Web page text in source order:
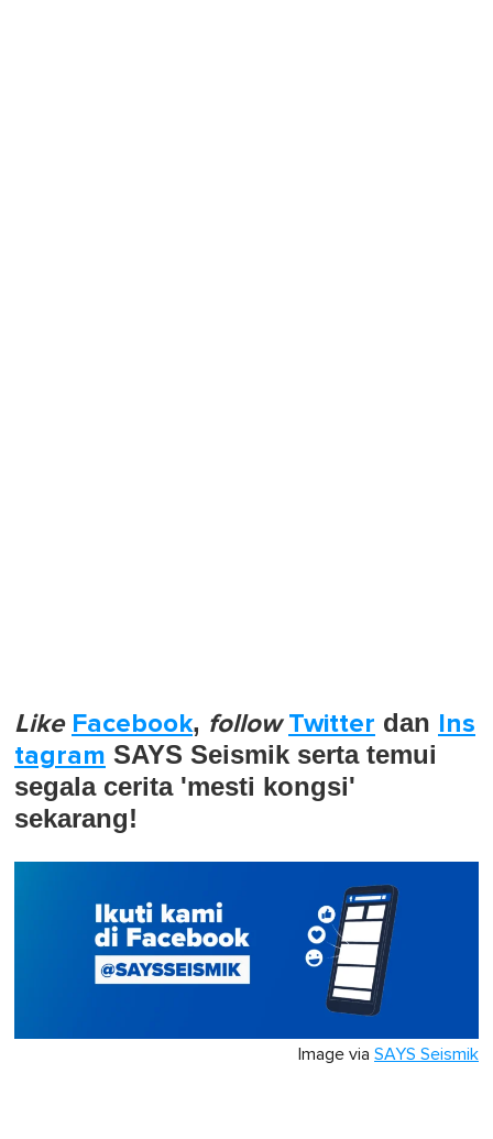
Like Facebook, follow Twitter dan Ins
tagram SAYS Seismik serta temui
segala cerita 'mesti kongsi'
sekarang!
Image via SAYS Seismik